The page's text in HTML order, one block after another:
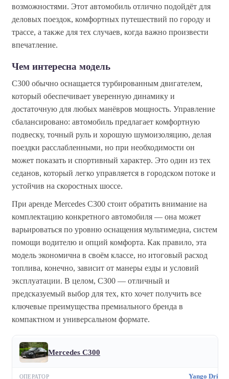
возможностями. Этот автомобиль отлично подойдёт для
деловых поездок, комфортных путешествий по городу и
трассе, а также для тех случаев, когда важно произвести
впечатление.
Чем интересна модель
C300 обычно оснащается турбированным двигателем,
который обеспечивает уверенную динамику и
достаточную для любых манёвров мощность. Управление
сбалансировано: автомобиль предлагает комфортную
подвеску, точный руль и хорошую шумоизоляцию, делая
поездки расслабленными, но при необходимости он
может показать и спортивный характер. Это один из тех
седанов, который легко управляется в городском потоке и
устойчив на скоростных шоссе.
При аренде Mercedes C300 стоит обратить внимание на
комплектацию конкретного автомобиля — она может
варьироваться по уровню оснащения мультимедиа, систем
помощи водителю и опций комфорта. Как правило, эта
модель экономична в своём классе, но итоговый расход
топлива, конечно, зависит от манеры езды и условий
эксплуатации. В целом, C300 — отличный и
предсказуемый выбор для тех, кто хочет получить все
ключевые преимущества премиального бренда в
компактном и универсальном формате.
Mercedes C300
Yango Drive